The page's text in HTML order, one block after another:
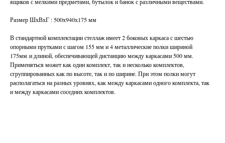
Размер ШхВхГ : 500х940х175 мм
В стандартной комплектации стеллаж имеет 2 боковых каркаса с шестью
опорными прутками с шагом 155 мм и 4 металлические полки шириной
175мм и длиной, обеспечивающей дистанцию между каркасами 500 мм.
Применяться может как один комплект, так и несколько комплектов,
сгруппированных как по высоте, так и по ширине. При этом полки могут
располагаться на разных уровнях, как между каркасами одного комплекта, так
и между каркасами соседних комплектов.